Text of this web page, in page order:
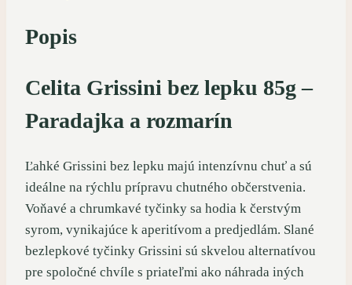
Popis
Celita Grissini bez lepku 85g –
Paradajka a rozmarín
Ľahké Grissini bez lepku majú intenzívnu chuť a sú
ideálne na rýchlu prípravu chutného občerstvenia.
Voňavé a chrumkavé tyčinky sa hodia k čerstvým
syrom, vynikajúce k aperitívom a predjedlám. Slané
bezlepkové tyčinky Grissini sú skvelou alternatívou
pre spoločné chvíle s priateľmi ako náhrada iných